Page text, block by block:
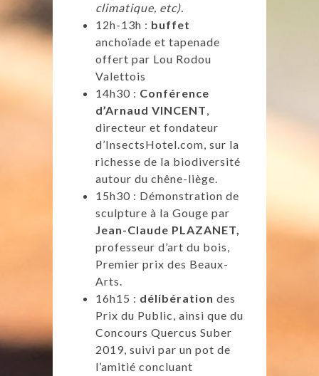
climatique, etc).
12h-13h : buffet
anchoïade et tapenade
offert par Lou Rodou
Valettois
14h30 : Conférence
d’Arnaud VINCENT,
directeur et fondateur
d’InsectsHotel.com, sur la
richesse de la biodiversité
autour du chêne-liège.
15h30 : Démonstration de
sculpture à la Gouge par
Jean-Claude PLAZANET,
professeur d’art du bois,
Premier prix des Beaux-
Arts.
16h15 : délibération des
Prix du Public, ainsi que du
Concours Quercus Suber
2019, suivi par un pot de
l’amitié concluant